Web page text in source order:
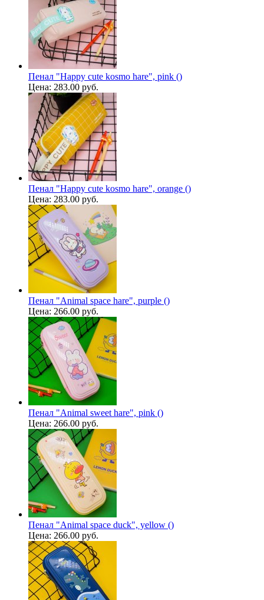
Пенал "Happy cute kosmo hare", pink ()
Цена: 283.00 руб.
Пенал "Happy cute kosmo hare", orange ()
Цена: 283.00 руб.
Пенал "Animal space hare", purple ()
Цена: 266.00 руб.
Пенал "Animal sweet hare", pink ()
Цена: 266.00 руб.
Пенал "Animal space duck", yellow ()
Цена: 266.00 руб.